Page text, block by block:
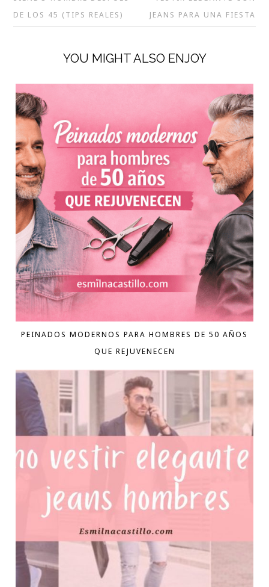
DE LOS 45 (TIPS REALES)
JEANS PARA UNA FIESTA
YOU MIGHT ALSO ENJOY
PEINADOS MODERNOS PARA HOMBRES DE 50 AÑOS
QUE REJUVENECEN